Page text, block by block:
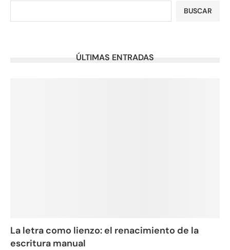
BUSCAR
ÚLTIMAS ENTRADAS
La letra como lienzo: el renacimiento de la
escritura manual